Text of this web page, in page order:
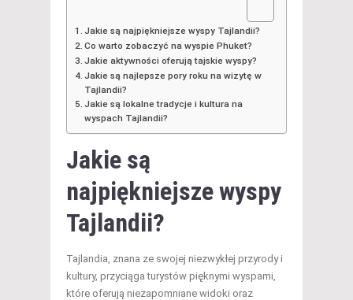
Jakie są najpiękniejsze wyspy Tajlandii?
Co warto zobaczyć na wyspie Phuket?
Jakie aktywności oferują tajskie wyspy?
Jakie są najlepsze pory roku na wizytę w
Tajlandii?
Jakie są lokalne tradycje i kultura na
wyspach Tajlandii?
Jakie są
najpiękniejsze wyspy
Tajlandii?
Tajlandia, znana ze swojej niezwykłej przyrody i
kultury, przyciąga turystów pięknymi wyspami,
które oferują niezapomniane widoki oraz